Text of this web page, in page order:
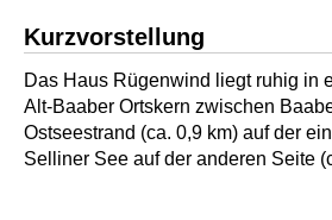
Kurzvorstellung
Das Haus Rügenwind liegt ruhig in
Alt-Baaber Ortskern zwischen
Ostseestrand (ca. 0,9 km) auf der
Selliner See auf der anderen Seite